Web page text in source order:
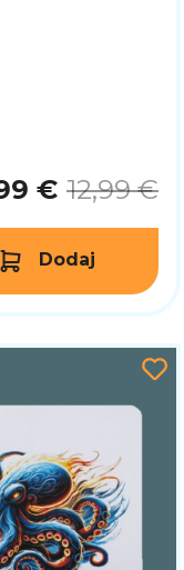
€ 12,99 €
Dodaj